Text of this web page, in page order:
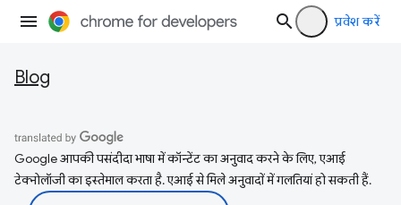
प्रवेश करें
Blog
Google आपकी पसंदीदा भाषा में कॉन्टेंट का अनुवाद करने के लिए, एआई
टेक्नोलॉजी का इस्तेमाल करता है. एआई से मिले अनुवादों में गलतियां हो सकती हैं.